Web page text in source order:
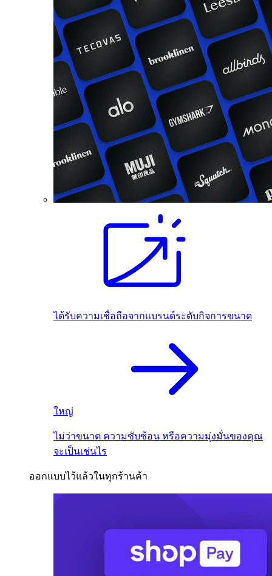
ได้รับความเชื่อถือจากแบรนด์ระดับกิจการขนาด
ใหญ่
ไม่ว่าขนาด ความซับซ้อน หรือความมุ่งมั่นของคุณ
จะเป็นเช่นไร
ออกแบบไว้แล้วในทุกร้านค้า